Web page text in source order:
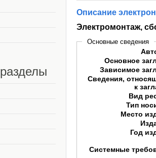
Описание
Электромонтаж,
Основные сведения
Основное
Зависимое
Сведения,
к
Вид
Тип
Место
Год
Системные
разделы